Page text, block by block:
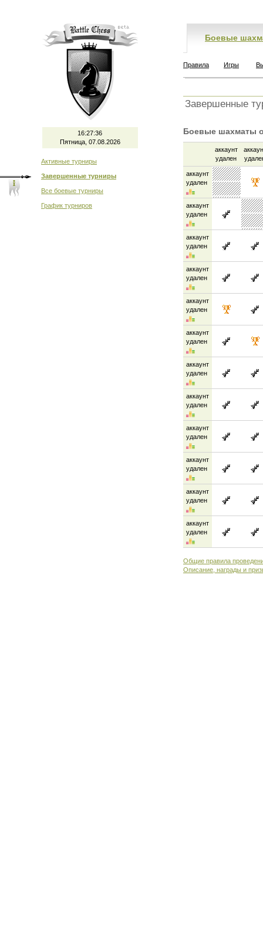
16:27:36
Пятница, 07.08.2026
Активные турниры
Завершенные турниры
Все боевые турниры
График турниров
Боевые
Правила Игры
Завершенные
Боевые шахматы
аккаунт
удален
аккаунт
удален
аккаунт
удален
аккаунт
удален
аккаунт
удален
аккаунт
удален
аккаунт
удален
аккаунт
удален
аккаунт
удален
аккаунт
удален
аккаунт
удален
аккаунт
удален
аккаунт
удален
Общие правила
Описание, награды и